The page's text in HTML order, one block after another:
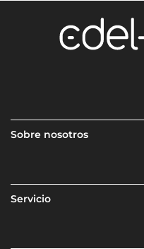
Sobre nosotros
Servicio